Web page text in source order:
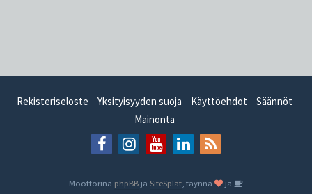
Rekisteriseloste Yksityisyyden suoja Käyttöehdot
Säännöt
Mainonta
Moottorina phpBB ja SiteSplat , täynnä ja